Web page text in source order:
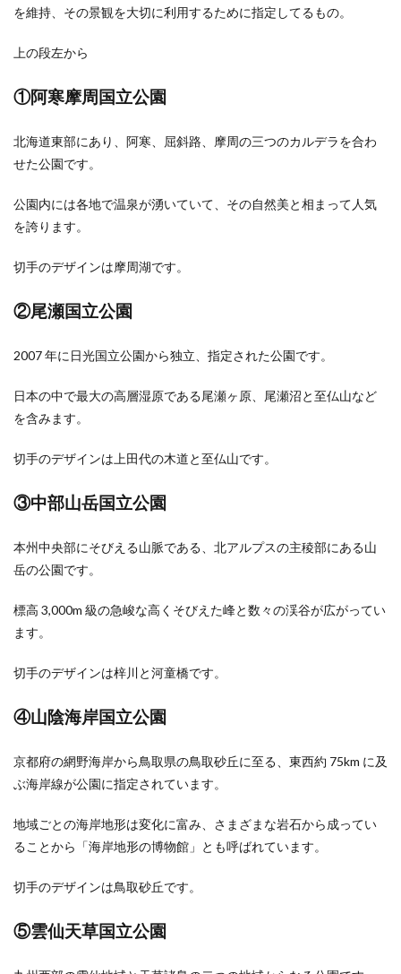
を維持、その景観を大切に利用するために指定してるもの。
上の段左から
①阿寒摩周国立公園
北海道東部にあり、阿寒、屈斜路、摩周の三つのカルデラを合わ
せた公園です。
公園内には各地で温泉が湧いていて、その自然美と相まって人気
を誇ります。
切手のデザインは摩周湖です。
②尾瀬国立公園
2007 年に日光国立公園から独立、指定された公園です。
日本の中で最大の高層湿原である尾瀬ヶ原、尾瀬沼と至仏山など
を含みます。
切手のデザインは上田代の木道と至仏山です。
③中部山岳国立公園
本州中央部にそびえる山脈である、北アルプスの主稜部にある山
岳の公園です。
標高 3,000m 級の急峻な高くそびえた峰と数々の渓谷が広がってい
ます。
切手のデザインは梓川と河童橋です。
④山陰海岸国立公園
京都府の網野海岸から鳥取県の鳥取砂丘に至る、東西約 75km に及
ぶ海岸線が公園に指定されています。
地域ごとの海岸地形は変化に富み、さまざまな岩石から成ってい
ることから「海岸地形の博物館」とも呼ばれています。
切手のデザインは鳥取砂丘です。
⑤雲仙天草国立公園